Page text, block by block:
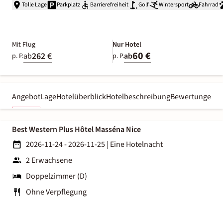
Tolle Lage Parkplatz Barrierefreiheit Golf Wintersport Fahrrad
Mit Flug
p. P.ab262 €
Nur Hotel
p. P.ab60 €
AngebotLageHotelüberblickHotelbeschreibungBewertungen
Best Western Plus Hôtel Masséna Nice
2026-11-24 - 2026-11-25| Eine Hotelnacht
2 Erwachsene
Doppelzimmer (D)
Ohne Verpflegung